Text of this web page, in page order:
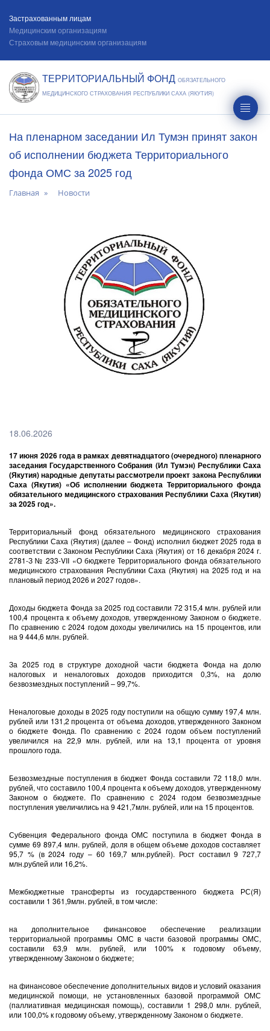
Застрахованным лицам
Медицинским организациям
Страховым медицинским организациям
ТЕРРИТОРИАЛЬНЫЙ ФОНД ОБЯЗАТЕЛЬНОГО
МЕДИЦИНСКОГО СТРАХОВАНИЯ РЕСПУБЛИКИ САХА (ЯКУТИЯ)
На пленарном заседании Ил Тумэн принят закон
об исполнении бюджета Территориального
фонда ОМС за 2025 год
Главная Новости
18.06.2026
17 июня 2026 года в рамках девятнадцатого (очередного) пленарного
заседания Государственного Собрания (Ил Тумэн) Республики Саха
(Якутия) народные депутаты рассмотрели проект закона Республики
Саха (Якутия) «Об исполнении бюджета Территориального фонда
обязательного медицинского страхования Республики Саха (Якутия)
за 2025 год».
Территориальный фонд обязательного медицинского страхования
Республики Саха (Якутия) (далее – Фонд) исполнил бюджет 2025 года в
соответствии с Законом Республики Саха (Якутия) от 16 декабря 2024 г.
2781-З № 233-VII «О бюджете Территориального фонда обязательного
медицинского страхования Республики Саха (Якутия) на 2025 год и на
плановый период 2026 и 2027 годов».
Доходы бюджета Фонда за 2025 год составили 72 315,4 млн. рублей или
100,4 процента к объему доходов, утвержденному Законом о бюджете.
По сравнению с 2024 годом доходы увеличились на 15 процентов, или
на 9 444,6 млн. рублей.
За 2025 год в структуре доходной части бюджета Фонда на долю
налоговых и неналоговых доходов приходится 0,3%, на долю
безвозмездных поступлений – 99,7%.
Неналоговые доходы в 2025 году поступили на общую сумму 197,4 млн.
рублей или 131,2 процента от объема доходов, утвержденного Законом
о бюджете Фонда. По сравнению с 2024 годом объем поступлений
увеличился на 22,9 млн. рублей, или на 13,1 процента от уровня
прошлого года.
Безвозмездные поступления в бюджет Фонда составили 72 118,0 млн.
рублей, что составило 100,4 процента к объему доходов, утвержденному
Законом о бюджете. По сравнению с 2024 годом безвозмездные
поступления увеличились на 9 421,7млн. рублей, или на 15 процентов.
Субвенция Федерального фонда ОМС поступила в бюджет Фонда в
сумме 69 897,4 млн. рублей, доля в общем объеме доходов составляет
95,7 % (в 2024 году – 60 169,7 млн.рублей). Рост составил 9 727,7
млн.рублей или 16,2%.
Межбюджетные трансферты из государственного бюджета РС(Я)
составили 1 361,9млн. рублей, в том числе:
на дополнительное финансовое обеспечение реализации
территориальной программы ОМС в части базовой программы ОМС,
составили 63,9 млн. рублей, или 100% к годовому объему,
утвержденному Законом о бюджете;
на финансовое обеспечение дополнительных видов и условий оказания
медицинской помощи, не установленных базовой программой ОМС
(паллиативная медицинская помощь), составили 1 298,0 млн. рублей,
или 100,0% к годовому объему, утвержденному Законом о бюджете.